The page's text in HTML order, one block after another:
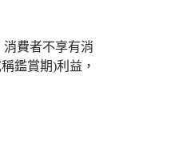
費者不享有消
鑑賞期)利益，